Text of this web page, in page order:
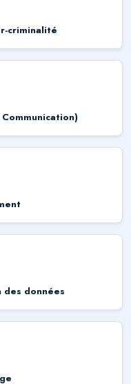
criminalité
données